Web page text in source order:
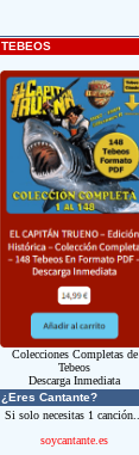
TEBEOS
Colecciones Completas de
Tebeos
Descarga Inmediata
¿Eres Cantante?
Si solo necesitas 1 canción...
soycantante.es